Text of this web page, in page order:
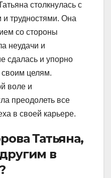
столкнулась с
трудностями. Она
со стороны
неудачи и
сдалась и упорно
своим целям.
воле и
преодолеть все
в своей карьере.
Татьяна,
в